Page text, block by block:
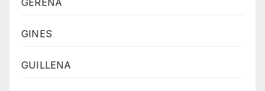
GERENA
GINES
GUILLENA